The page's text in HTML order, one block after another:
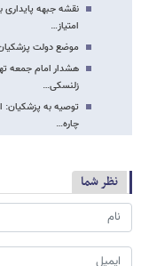
نقشه جبهه پایداری
امتیاز…
موضع دولت پزشکیان
هشدار امام جمعه
زلنسکی…
چاره…
نظر شما